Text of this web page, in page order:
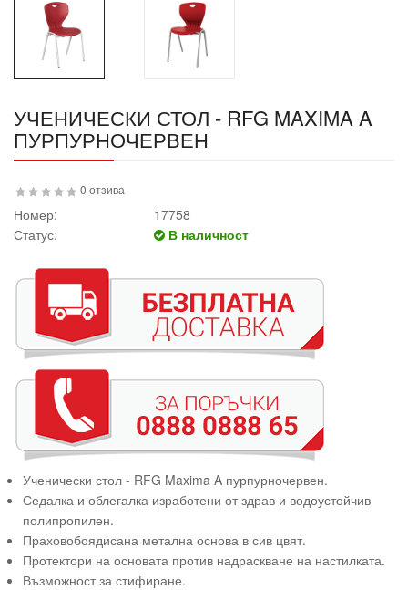
УЧЕНИЧЕСКИ СТОЛ - RFG MAXIMA A
ПУРПУРНОЧЕРВЕН
0 отзива
Номер:
17758
Статус:
В наличност
Ученически стол - RFG Maxima A пурпурночервен.
Седалка и облегалка изработени от здрав и водоустойчив
полипропилен.
Праховобоядисана метална основа в сив цвят.
Протектори на основата против надраскване на настилката.
Възможност за стифиране.